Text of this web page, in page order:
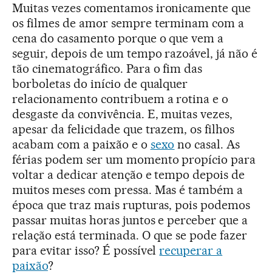
Muitas vezes comentamos ironicamente que
os filmes de amor sempre terminam com a
cena do casamento porque o que vem a
seguir, depois de um tempo razoável, já não é
tão cinematográfico. Para o fim das
borboletas do início de qualquer
relacionamento contribuem a rotina e o
desgaste da convivência. E, muitas vezes,
apesar da felicidade que trazem, os filhos
acabam com a paixão e o sexo no casal. As
férias podem ser um momento propício para
voltar a dedicar atenção e tempo depois de
muitos meses com pressa. Mas é também a
época que traz mais rupturas, pois podemos
passar muitas horas juntos e perceber que a
relação está terminada. O que se pode fazer
para evitar isso? É possívelrecuperar a
paixão?